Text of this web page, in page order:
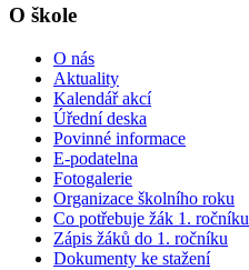
O škole
O nás
Aktuality
Kalendář akcí
Úřední deska
Povinné informace
E-podatelna
Fotogalerie
Organizace školního roku
Co potřebuje žák 1. ročníku
Zápis žáků do 1. ročníku
Dokumenty ke stažení